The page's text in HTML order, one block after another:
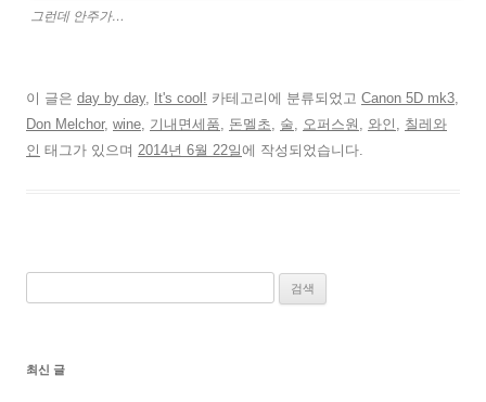
그런데 안주가…
이 글은 day by day, It's cool! 카테고리에 분류되었고 Canon 5D mk3
Don Melchor, wine 기내면세품 돈멜초 술 오퍼스원 와인
칠레와
인 태그가 있으며 2014년 6월 22일에 작성되었습니다.
최신 글